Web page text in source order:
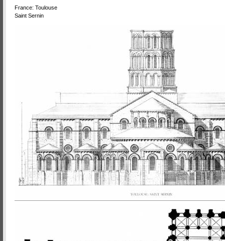
France: Toulouse
Saint Sernin